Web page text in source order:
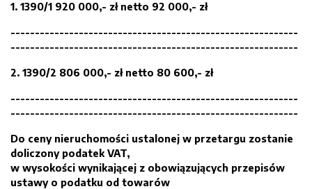
1. 1390/1 920 000,- zł netto 92 000,- zł
-----------------------------------------------------------
-----------------------------------------------------------
2. 1390/2 806 000,- zł netto 80 600,- zł
-----------------------------------------------------------
-----------------------------------------------------------
Do ceny nieruchomości ustalonej w przetargu zostanie
doliczony podatek VAT,
w wysokości wynikającej z obowiązujących przepisów
ustawy o podatku od towarów